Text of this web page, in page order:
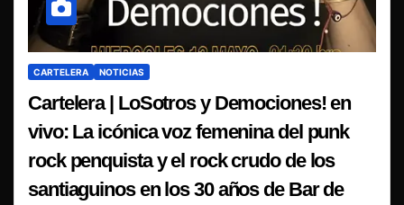
CARTELERA NOTICIAS
Cartelera | LoSotros y Demociones! en
vivo: La icónica voz femenina del punk
rock penquista y el rock crudo de los
santiaguinos en los 30 años de Bar de